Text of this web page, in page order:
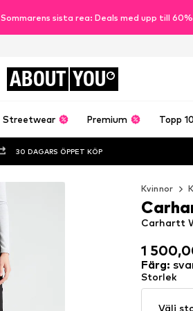
Sommarens sista rea: Deals med upp till
ABOUT YOU
Streetwear Premium Topp
30 DAGARS ÖPPET KÖP
Kvinnor
1
1
Carhartt
Färg:
Storlek
Välj